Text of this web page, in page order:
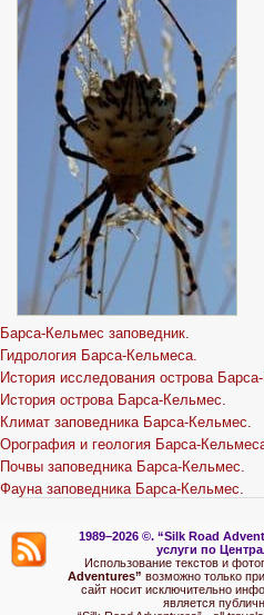
Барса-Кельмес заповедник.
Гидрология Барса-Кельмеса.
История исследования острова
История острова Барса-Кельмес.
Климат заповедника Барса-Кельмес.
Орография и геология Барса-
Почвы заповедника Барса-Кельмес.
Фауна заповедника Барса-Кельмес.
1989–2026 ©. “Silk Road
услуги по
Использование текстов и
Adventures” возможно только
сайт носит исключительно
является